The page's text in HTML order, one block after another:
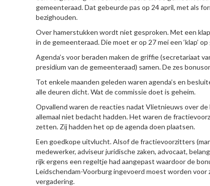
gemeenteraad. Dat gebeurde pas op 24 april, met als
bezighouden.
Over hamerstukken wordt niet gesproken. Met een klap
in de gemeenteraad. Die moet er op 27 mei een ‘klap’
Agenda’s voor beraden maken de griffie (secretariaat
presidium van de gemeenteraad) samen. De zes
Tot enkele maanden geleden waren agenda’s en
alle deuren dicht. Wat de commissie doet is geheim.
Opvallend waren de reacties nadat Vlietnieuws over
allemaal niet bedacht hadden. Het waren de
zetten. Zij hadden het op de agenda doen plaatsen.
Een goedkope uitvlucht. Alsof de fractievoorzitters
medewerker, adviseur juridische zaken, advocaat,
rijk ergens een regeltje had aangepast waardoor de
Leidschendam-Voorburg ingevoerd moest worden voor
vergadering.